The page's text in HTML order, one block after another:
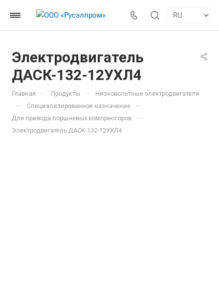
Электродвигатель
ДАСК-132-12УХЛ4
Главная — Продукты — Низковольтные электродвигатели
— Специализированное назначение —
Для привода поршневых компрессоров —
Электродвигатель ДАСК-132-12УХЛ4